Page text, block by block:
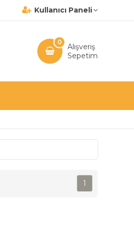
Kullanıcı Paneli
Alışveriş
Sepetim
0
1